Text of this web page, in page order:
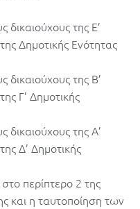
δικαιούχους της Ε’
Δημοτικής Ενότητας
δικαιούχους της Β’
Γ’ Δημοτικής
δικαιούχους της Α’
Δ’ Δημοτικής
περίπτερο 2 της
και η ταυτοποίηση των